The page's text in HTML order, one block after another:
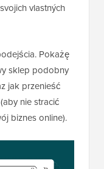
vlastných
Pokażę
sklep podobny
jak przenieść
nie stracić
biznes online).